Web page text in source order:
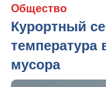
Общество
Курортный
температура
мусора